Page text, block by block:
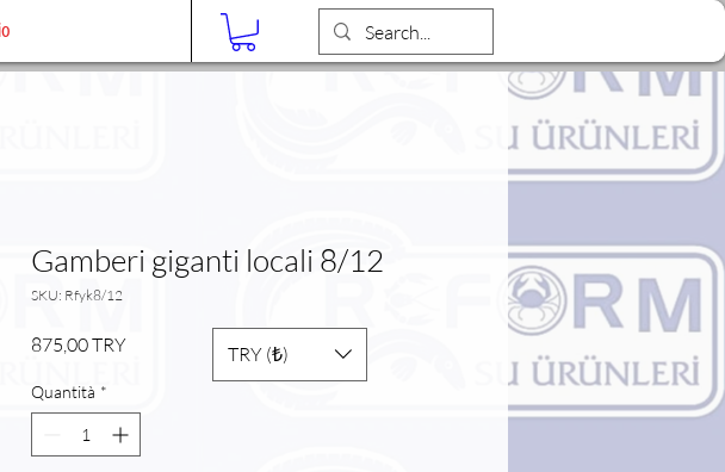
Gamberi giganti locali 8/12
SKU: Rfyk8/12
875,00 TRYPrezzo
Quantità *
TRY (₺)